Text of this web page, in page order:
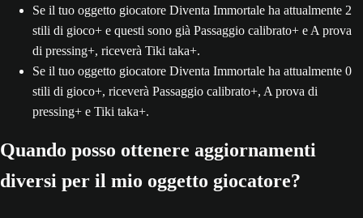
Se il tuo oggetto giocatore Diventa Immortale ha attualmente 2
stili di gioco+ e questi sono già Passaggio calibrato+ e A prova
di pressing+, riceverà Tiki taka+.
Se il tuo oggetto giocatore Diventa Immortale ha attualmente 0
stili di gioco+, riceverà Passaggio calibrato+, A prova di
pressing+ e Tiki taka+.
Quando posso ottenere aggiornamenti
diversi per il mio oggetto giocatore?